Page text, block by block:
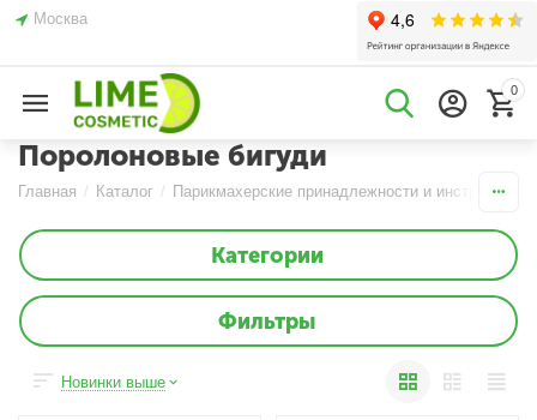
Москва
0
Поролоновые бигуди
Главная / Каталог / Парикмахерские принадлежности и инструменты
Категории
Фильтры
Новинки выше